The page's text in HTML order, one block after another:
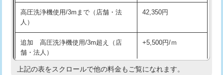
給水管工事※（土の掘削・埋め戻し作
業)
11,000円
給水管工事※（塩ビ管（VP・HI）使
用/3ｍまで)
33,000円
高圧洗浄機使用/3mまで（店舗・法
人）
42,350円
追加 高圧洗浄機使用/3m超え（店
舗・法人）
+5,500円/ｍ
高度高圧洗浄換 現地調査
上記の表をスクロールで他の料金もご覧になれます。